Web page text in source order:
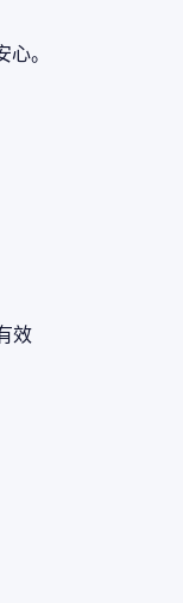
。
效